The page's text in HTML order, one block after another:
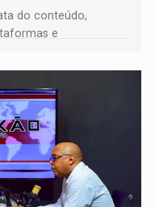
do conteúdo,
e